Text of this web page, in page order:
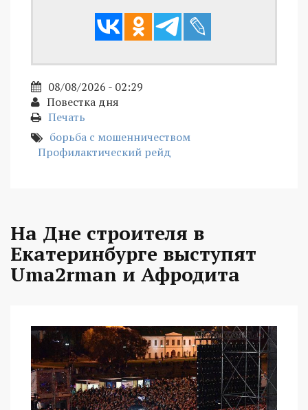
08/08/2026 - 02:29
Повестка дня
Печать
борьба с мошенничеством
Профилактический рейд
На Дне строителя в
Екатеринбурге выступят
Uma2rman и Афродита